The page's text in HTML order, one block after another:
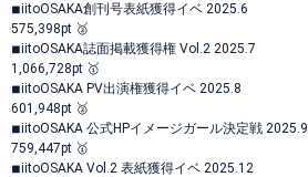
◾︎iitoOSAKA創刊号表紙獲得イベ 2025.6
575,398pt 🥈
◾︎iitoOSAKA誌面掲載獲得権 Vol.2 2025.7
1,066,728pt 🥇
◾︎iitoOSAKA PV出演権獲得イベ 2025.8
601,948pt 🥈
◾︎iitoOSAKA 公式HPイメージガール決定戦 2025.9
759,447pt 🥇
◾︎iitoOSAKA Vol.2 表紙獲得イベ 2025.12